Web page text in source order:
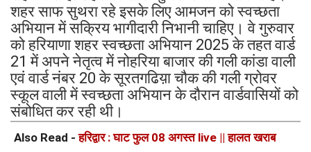
शहर साफ सुथरा रहे इसके लिए आमजन को स्वच्छता
अभियान में सक्रिय भागीदारी निभानी चाहिए। वे गुरुवार
को हरियाणा शहर स्वच्छता अभियान 2025 के तहत वार्ड
21 में अपने नेतृत्व में नोहरिया बाजार की गली कांडा वाली
एवं वार्ड नंबर 20 के सूरतगढिय़ा चौक की गली ग्रोवर
स्कूल वाली में स्वच्छता अभियान के दौरान वार्डवासियों को
संबोधित कर रही थी।
Also Read -हरिद्वार : घाट फुल 08 अगस्त live || हालत खराब